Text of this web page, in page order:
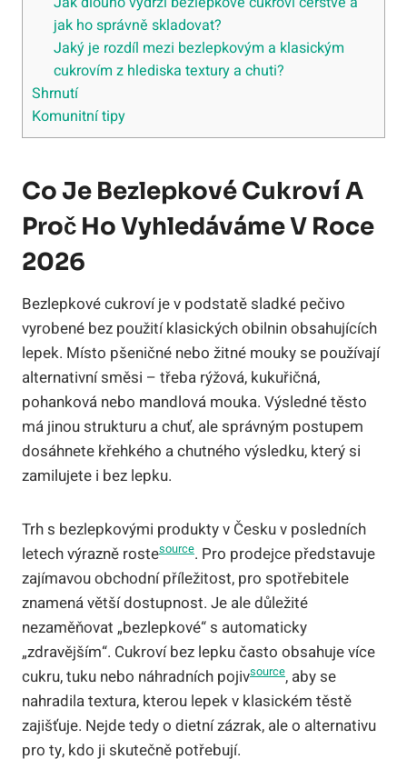
jak ho správně skladovat?
Jaký je rozdíl mezi bezlepkovým a klasickým
cukrovím z hlediska textury a chuti?
Shrnutí
Komunitní tipy
Co Je Bezlepkové Cukroví A
Proč Ho Vyhledáváme V Roce
2026
Bezlepkové cukroví je v podstatě sladké pečivo
vyrobené bez použití klasických obilnin obsahujících
lepek. Místo pšeničné nebo žitné mouky se používají
alternativní směsi – třeba rýžová, kukuřičná,
pohanková nebo mandlová mouka. Výsledné těsto
má jinou strukturu a chuť, ale správným postupem
dosáhnete křehkého a chutného výsledku, který si
zamilujete i bez lepku.
Trh s bezlepkovými produkty v Česku v posledních
letech výrazně rostesource. Pro prodejce představuje
zajímavou obchodní příležitost, pro spotřebitele
znamená větší dostupnost. Je ale důležité
nezaměňovat „bezlepkové“ s automaticky
„zdravějším“. Cukroví bez lepku často obsahuje více
cukru, tuku nebo náhradních pojivsource, aby se
nahradila textura, kterou lepek v klasickém těstě
zajišťuje. Nejde tedy o dietní zázrak, ale o alternativu
pro ty, kdo ji skutečně potřebují.